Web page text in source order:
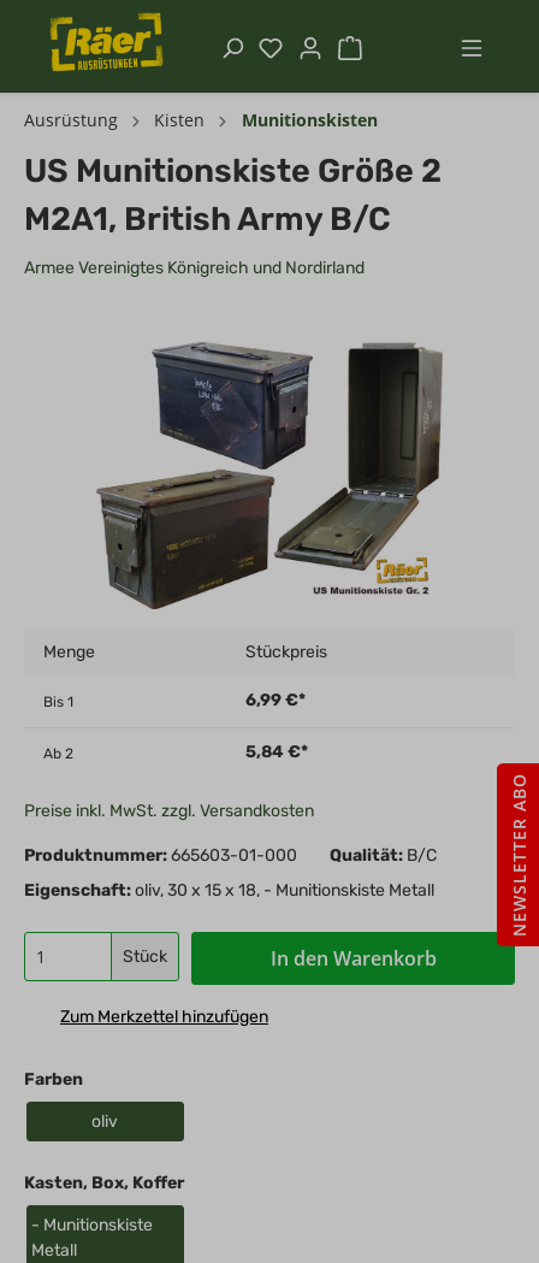
Ausrüstung Kisten Munitionskisten
US Munitionskiste Größe 2
M2A1, British Army B/C
Armee Vereinigtes Königreich und Nordirland
Menge Stückpreis
Bis 1 6,99 €*
Ab 2 5,84 €*
Preise inkl. MwSt. zzgl. Versandkosten
Produktnummer:665603-01-000 Qualität: B/C
Eigenschaft:oliv, 30 x 15 x 18, - Munitionskiste Metall
Stück In den Warenkorb
Zum Merkzettel hinzufügen
Farben
oliv
Kasten, Box, Koffer
- Munitionskiste
Metall
NEWSLETTER ABO